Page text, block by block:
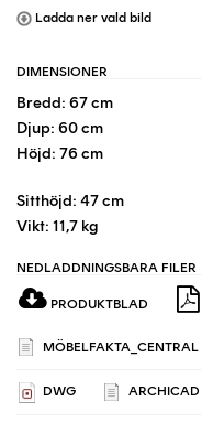
Ladda ner vald bild
DIMENSIONER
Bredd: 67 cm
Djup: 60 cm
Höjd: 76 cm
Sitthöjd: 47 cm
Vikt: 11,7 kg
NEDLADDNINGSBARA FILER
PRODUKTBLAD
MÖBELFAKTA_CENTRAL
DWG ARCHICAD